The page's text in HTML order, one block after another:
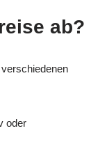
ab?
oder